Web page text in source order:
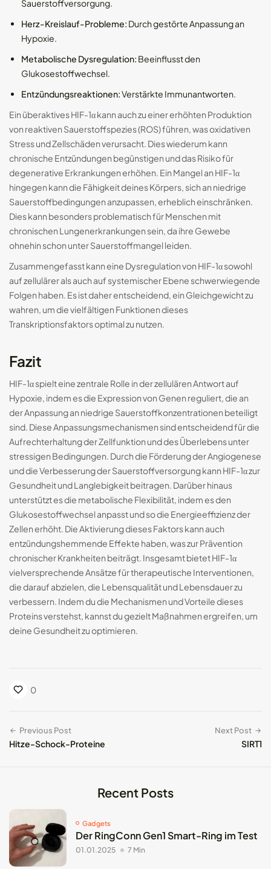
Sauerstoffversorgung.
Herz-Kreislauf-Probleme: Durch gestörte Anpassung an
Hypoxie.
Metabolische Dysregulation: Beeinflusst den
Glukosestoffwechsel.
Entzündungsreaktionen:Verstärkte Immunantworten.
Ein überaktives HIF-1α kann auch zu einer erhöhten Produktion
von reaktiven Sauerstoffspezies (ROS) führen, was oxidativen
Stress und Zellschäden verursacht. Dies wiederum kann
chronische Entzündungen begünstigen und das Risiko für
degenerative Erkrankungen erhöhen. Ein Mangel an HIF-1α
hingegen kann die Fähigkeit deines Körpers, sich an niedrige
Sauerstoffbedingungen anzupassen, erheblich einschränken.
Dies kann besonders problematisch für Menschen mit
chronischen Lungenerkrankungen sein, da ihre Gewebe
ohnehin schon unter Sauerstoffmangel leiden.
Zusammengefasst kann eine Dysregulation von HIF-1α sowohl
auf zellulärer als auch auf systemischer Ebene schwerwiegende
Folgen haben. Es ist daher entscheidend, ein Gleichgewicht zu
wahren, um die vielfältigen Funktionen dieses
Transkriptionsfaktors optimal zu nutzen.
Fazit
HIF-1α spielt eine zentrale Rolle in der zellulären Antwort auf
Hypoxie, indem es die Expression von Genen reguliert, die an
der Anpassung an niedrige Sauerstoffkonzentrationen beteiligt
sind. Diese Anpassungsmechanismen sind entscheidend für die
Aufrechterhaltung der Zellfunktion und des Überlebens unter
stressigen Bedingungen. Durch die Förderung der Angiogenese
und die Verbesserung der Sauerstoffversorgung kann HIF-1α zur
Gesundheit und Langlebigkeit beitragen. Darüber hinaus
unterstützt es die metabolische Flexibilität, indem es den
Glukosestoffwechsel anpasst und so die Energieeffizienz der
Zellen erhöht. Die Aktivierung dieses Faktors kann auch
entzündungshemmende Effekte haben, was zur Prävention
chronischer Krankheiten beiträgt. Insgesamt bietet HIF-1α
vielversprechende Ansätze für therapeutische Interventionen,
die darauf abzielen, die Lebensqualität und Lebensdauer zu
verbessern. Indem du die Mechanismen und Vorteile dieses
Proteins verstehst, kannst du gezielt Maßnahmen ergreifen, um
deine Gesundheit zu optimieren.
0
Previous Post
Hitze-Schock-Proteine
Next Post
SIRT1
Recent Posts
Gadgets
Der RingConn Gen1 Smart-Ring im Test
01.01.2025 7 Min